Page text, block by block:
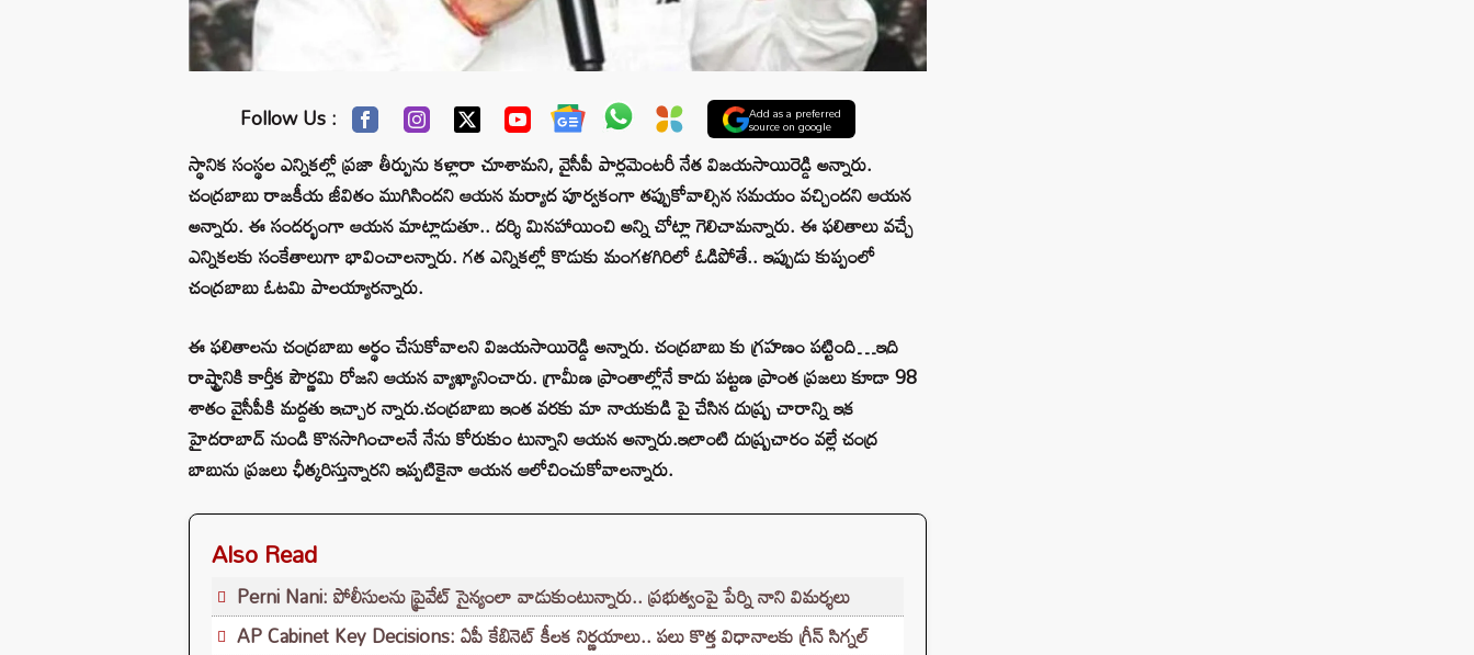
Follow Us : Add as a preferred
source on google
స్థానిక సంస్థల ఎన్నికల్లో ప్రజా తీర్పును కళ్లారా చూశామని, వైసీపీ పార్లమెంటరీ నేత విజయసాయిరెడ్డి అన్నారు.
చంద్రబాబు రాజకీయ జీవితం ముగిసిందని ఆయన మర్యాద పూర్వకంగా తప్పుకోవాల్సిన సమయం వచ్చిందని ఆయన
అన్నారు. ఈ సందర్భంగా ఆయన మాట్లాడుతూ.. దర్శి మినహాయించి అన్ని చోట్లా గెలిచామన్నారు. ఈ ఫలితాలు వచ్చే
ఎన్నికలకు సంకేతాలుగా భావించాలన్నారు. గత ఎన్నికల్లో కొడుకు మంగళగిరిలో ఓడిపోతే.. ఇప్పుడు కుప్పంలో
చంద్రబాబు ఓటమి పాలయ్యారన్నారు.
ఈ ఫలితాలను చంద్రబాబు అర్థం చేసుకోవాలని విజయసాయిరెడ్డి అన్నారు. చంద్రబాబు కు గ్రహణం పట్టింది…ఇది
రాష్ట్రానికి కార్తీక పౌర్ణమి రోజని ఆయన వ్యాఖ్యానించారు. గ్రామీణ ప్రాంతాల్లోనే కాదు పట్టణ ప్రాంత ప్రజలు కూడా 98
శాతం వైసీపీకి మద్దతు ఇచ్చార న్నారు.చంద్రబాబు ఇంత వరకు మా నాయకుడి పై చేసిన దుష్ప్ర చారాన్ని ఇక
హైదరాబాద్ నుండి కొనసాగించాలనే నేను కోరుకుం టున్నాని ఆయన అన్నారు.ఇలాంటి దుష్ప్రచారం వల్లే చంద్ర
బాబును ప్రజలు ఛీత్కరిస్తున్నారని ఇప్పటికైనా ఆయన ఆలోచించుకోవాలన్నారు.
Also Read
Perni Nani: పోలీసులను ప్రైవేట్ సైన్యంలా వాడుకుంటున్నారు.. ప్రభుత్వంపై పేర్ని నాని విమర్శలు
AP Cabinet Key Decisions: ఏపీ కేబినెట్ కీలక నిర్ణయాలు.. పలు కొత్త విధానాలకు గ్రీన్ సిగ్నల్